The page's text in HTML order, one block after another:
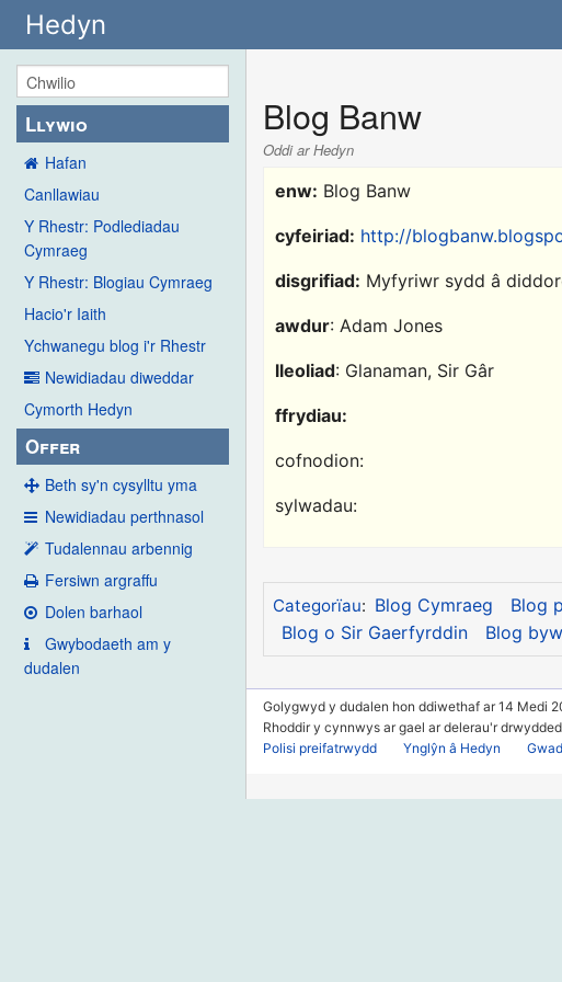
Hedyn
Llywio
Hafan
Canllawiau
Y Rhestr: Podlediadau
Cymraeg
Y Rhestr: Blogiau Cymraeg
Hacio'r Iaith
Ychwanegu blog i'r Rhestr
Newidiadau diweddar
Cymorth Hedyn
Offer
Beth sy'n cysylltu yma
Newidiadau perthnasol
Tudalennau arbennig
Fersiwn argraffu
Dolen barhaol
Gwybodaeth am y
dudalen
Blog Banw
Oddi ar Hedyn
enw: Blog Banw
cyfeiriad: http://
disgrifiad: Myfyriwr sydd â
awdur: Adam Jones
lleoliad: Glanaman, Sir Gâr
ffrydiau:
cofnodion:
sylwadau:
Categorïau: Blog Cymraeg Blog
Blog o Sir Gaerfyrddin
Blog byw
Golygwyd y dudalen hon ddiwethaf ar 14 Medi
Rhoddir y cynnwys ar gael ar delerau'r
Polisi preifatrwydd
Ynglŷn â Hedyn